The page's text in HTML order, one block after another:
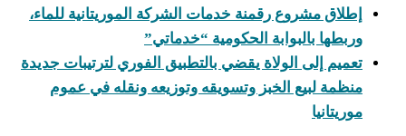
إطلاق مشروع رقمنة خدمات الشركة الموريتانية للماء،
وربطها بالبوابة الحكومية “خدماتي”
تعميم إلى الولاة يقضي بالتطبيق الفوري لترتيبات جديدة
منظمة لبيع الخبز وتسويقه وتوزيعه ونقله في عموم
موريتانيا